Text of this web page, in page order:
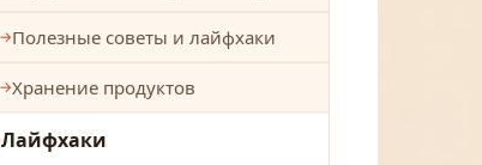
Полезные советы и лайфхаки
Хранение продуктов
Лайфхаки